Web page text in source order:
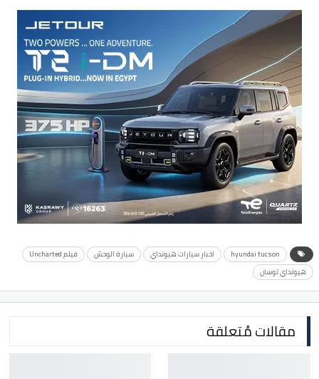
hyundai tucson اخبار سيارات هيونداي سيارة الوحش
فيلم Uncharted
هيونداي توسان
مقالات مُتعلقة